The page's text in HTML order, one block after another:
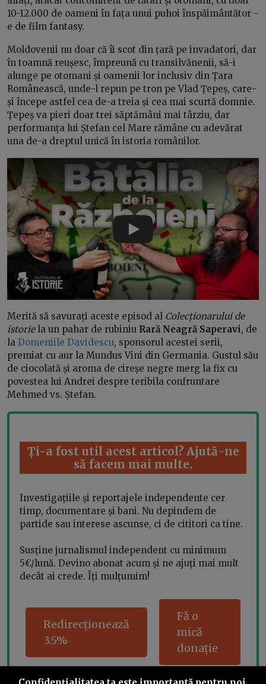
10-12.000 de oameni în fața unui puhoi înspăimântător -
e de film fantasy.
Moldovenii nu doar că îi scot din țară pe invadatori, dar
în toamnă reușesc, împreună cu transilvănenii, să-i
alunge pe otomani și oamenii lor inclusiv din Țara
Românească, unde-l repun pe tron pe Vlad Țepeș, care-
și începe astfel cea de-a treia și cea mai scurtă domnie.
Țepeș va pieri doar trei săptămâni mai târziu, dar
performanța lui Ștefan cel Mare rămâne cu adevărat
una de-a dreptul unică în istoria românilor.
Play
Merită să savurați aceste episod al Colecționarului de
istoriela un pahar de rubiniu Rară Neagră Saperavi, de
la Domeniile Davidescu, sponsorul acestei serii,
premiat cu aur la Mundus Vini din Germania. Gustul său
de ciocolată și aroma de cireșe negre merg la fix cu
povestea lui Andrei despre teribila confruntare
Mehmed vs. Ștefan.
Ți-a fost util acest articol? Ajută-ne
să facem mai multe.
Investigațiile și reportajele independente cer
timp, documentare și bani. Nu depindem de
partide sau interese ascunse, ci de cititori ca tine.
Susține jurnalismul independent cu minimum
5€/lună. Devino abonat acum și ne ajuți mai mult
decât ai crede. Îți mulțumim!
Redirecționează
3.5%
Fă o
mică
donație